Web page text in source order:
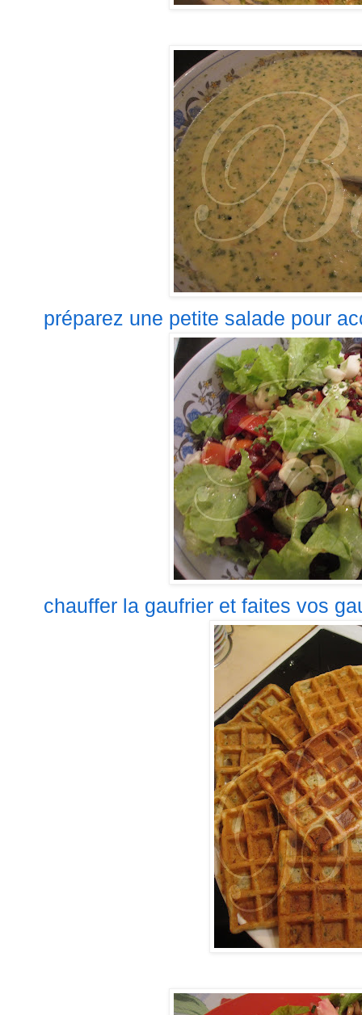
préparez une petite salade pour
chauffer la gaufrier et faites vos